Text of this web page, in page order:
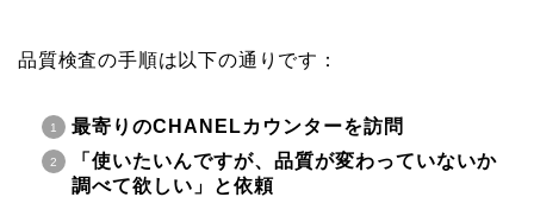
品質検査の手順は以下の通りです：
最寄りのCHANELカウンターを訪問
「使いたいんですが、品質が変わっていないか
調べて欲しい」と依頼